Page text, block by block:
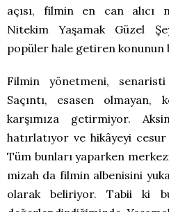
açısı, filmin en can alıcı
Nitekim Yaşamak Güzel
popüler hale getiren konunun
Filmin yönetmeni,
Saçıntı, esasen olmayan,
karşımıza getirmiyor.
hatırlatıyor ve hikâyeyi
Tüm bunları yaparken
mizah da filmin albenisini
olarak beliriyor. Tabii ki